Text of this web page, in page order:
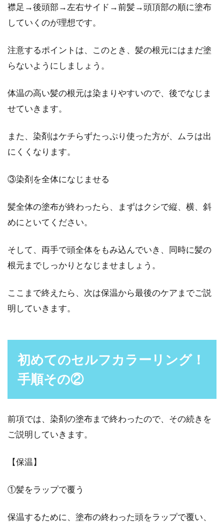
襟足→後頭部→左右サイド→前髪→頭頂部の順に塗布
していくのが理想です。
注意するポイントは、このとき、髪の根元にはまだ塗
らないようにしましょう。
体温の高い髪の根元は染まりやすいので、後でなじま
せていきます。
また、染剤はケチらずたっぷり使った方が、ムラは出
にくくなります。
③染剤を全体になじませる
髪全体の塗布が終わったら、まずはクシで縦、横、斜
めにといてください。
そして、両手で頭全体をもみ込んでいき、同時に髪の
根元までしっかりとなじませましょう。
ここまで終えたら、次は保温から最後のケアまでご説
明していきます。
初めてのセルフカラーリング！
手順その②
前項では、染剤の塗布まで終わったので、その続きを
ご説明していきます。
【保温】
①髪をラップで覆う
保温するために、塗布の終わった頭をラップで覆い、